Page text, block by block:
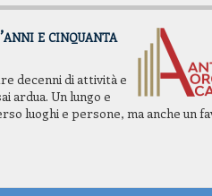
e cinquanta
decenni di attività e
ardua. Un lungo e
luoghi e persone, ma anche un